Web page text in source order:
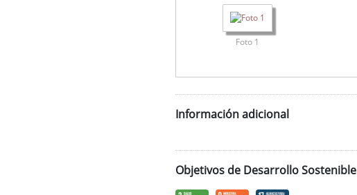
Foto 1
Información adicional
Objetivos de Desarrollo Sostenible